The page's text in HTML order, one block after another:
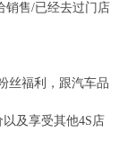
售/已经去过门店
福利，跟汽车品
及享受其他4S店